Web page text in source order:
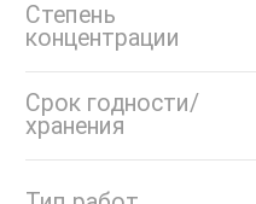
Степень
концентрации
Срок годности/
хранения